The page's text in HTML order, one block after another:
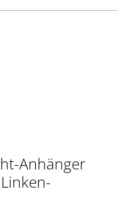
Anhänger